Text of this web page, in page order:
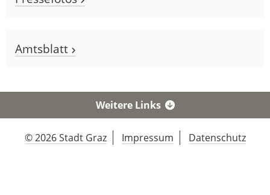
Amtsblatt
Weitere Links
© 2026 Stadt Graz Impressum Datenschutz